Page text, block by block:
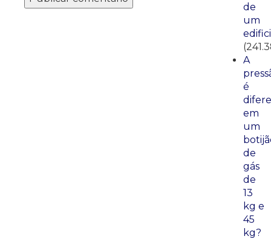
de
um
A
é
em
um
de
gás
de
13
kg e
45
kg?